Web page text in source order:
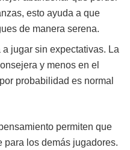
esto ayuda a que
de manera serena.
a jugar sin expectativas. La
y menos en el
probabilidad es normal
permiten que
para los demás jugadores.